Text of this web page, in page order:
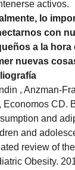
activos.
lo
con
a la hora
nuevas
, Anzman-
Economos CD.
and
and
review of
Obesity.